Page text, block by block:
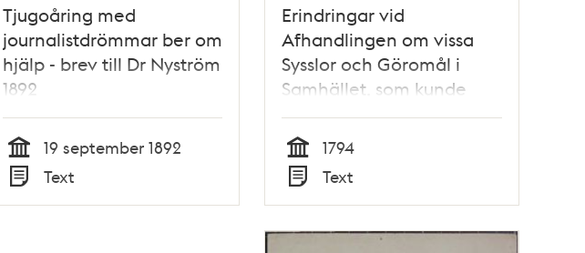
Tjugoåring med
journalistdrömmar ber om
hjälp - brev till Dr Nyström
1892
Tid
19 september 1892
Typ
Text
Erindringar vid
Afhandlingen om vissa
Sysslor och Göromål i
Samhället, som kunde
vara Qvinnokönet
tilhörige – debattskrift
från 1794
Tid
1794
Typ
Text